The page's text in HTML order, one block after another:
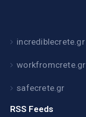
incrediblecrete.gr
workfromcrete.gr
safecrete.gr
RSS Feeds